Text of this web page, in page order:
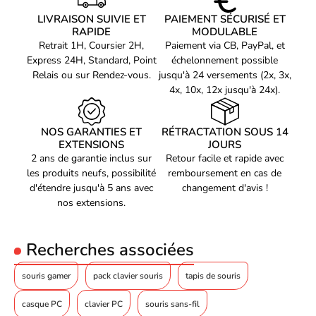
Cette souris Asus ROG STRIX IMPACT III Wireless est le choix
parfait pour les gamers exigeants à la recherche d'un produit
performant et confortable. Son design élégant et sa technologie
de pointe apporteront une touche d'exclusivité à votre setup
gaming. Ne laissez plus rien vous arrêter dans vos performances,
optez pour l'Asus ROG STRIX IMPACT III Wireless dès
Accélération (max)
Taux d'interrogation
Design
Format
Ambidextre
Couleur du produit
Couleur de l'éclairage
Puissance
Source d'alimentation
Piles
Autonomie maximum de
la batterie
450 h
Configuration minimale
du système
LIVRAISON SUIVIE ET
RAPIDE
Retrait 1H, Coursier 2H,
Express 24H, Standard, Point
Relais ou sur Rendez-vous.
PAIEMENT SÉCURISÉ ET
MODULABLE
Paiement via CB, PayPal, et
échelonnement possible
jusqu'à 24 versements (2x, 3x,
4x, 10x, 12x jusqu'à 24x).
NOS GARANTIES ET
EXTENSIONS
2 ans de garantie inclus sur
les produits neufs, possibilité
d'étendre jusqu'à 5 ans avec
nos extensions.
RÉTRACTATION SOUS 14
JOURS
Retour facile et rapide avec
remboursement en cas de
changement d'avis !
Recherches associées
souris gamer pack clavier souris tapis de souris
casque PC clavier PC souris sans-fil